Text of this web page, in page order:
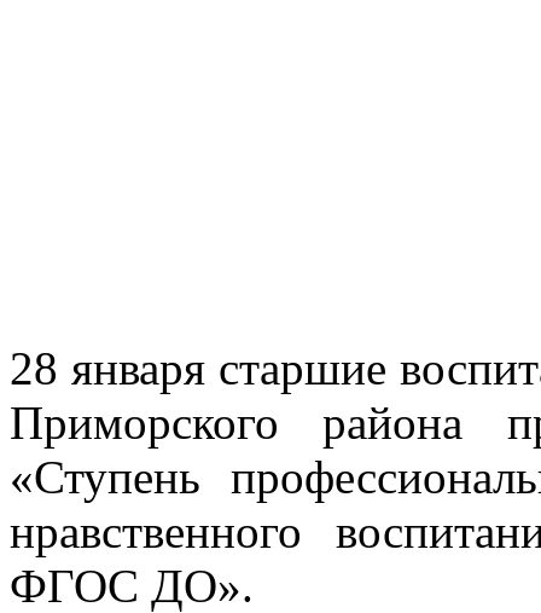
28 января старшие
Приморского района
«Ступень
нравственного
ФГОС ДО».